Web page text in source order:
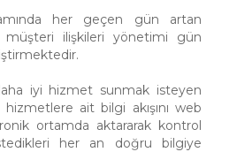
her geçen gün artan
ilişkileri yönetimi gün
iyi hizmet sunmak isteyen
hizmetlere ait bilgi akışını web
ortamda aktararak kontrol
her an doğru bilgiye